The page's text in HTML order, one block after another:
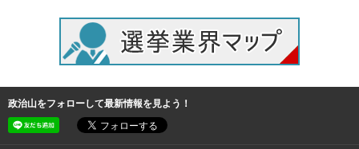
政治山をフォローして最新情報を見よう！